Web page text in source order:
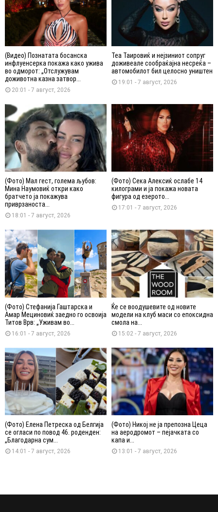
(Видео) Познатата босанска
инфлуенсерка покажа како ужива
во одморот: „Отслужувам
доживотна казна затвор...
20:01 - 7 август, 2026
Теа Таировиќ и нејзиниот сопруг
доживеале сообраќајна несреќа –
автомобилот бил целосно уништен
19:01 - 7 август, 2026
(Фото) Мал гест, голема љубов:
Мина Наумовиќ откри како
братчето ја покажува
приврзаноста...
18:01 - 7 август, 2026
(Фото) Сека Алексиќ ослабе 14
килограми и ја покажа новата
фигура од езерото...
17:01 - 7 август, 2026
(Фото) Стефанија Гаштарска и
Амар Мециновиќ заедно го освоија
Титов Врв: „Уживам во...
16:01 - 7 август, 2026
Ќе се воодушевите од новите
модели на клуб маси со епоксидна
смола на...
15:02 - 7 август, 2026
(Фото) Елена Петреска од Белгија
се огласи по повод 46. роденден:
„Благодарна сум...
14:01 - 7 август, 2026
(Фото) Никој не ја препозна Цеца
на аеродромот – пејачката со
капа и...
13:01 - 7 август, 2026